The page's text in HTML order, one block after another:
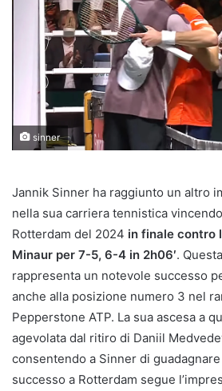
sinner
Jannik Sinner ha raggiunto un altro
nella sua carriera tennistica
Rotterdam del 2024 in finale contro
Minaur per 7-5, 6-4 in 2h06′.
rappresenta un notevole successo
anche alla posizione numero 3 nel
Pepperstone ATP. La sua ascesa a
agevolata dal ritiro di Daniil
consentendo a Sinner di
successo a Rotterdam segue